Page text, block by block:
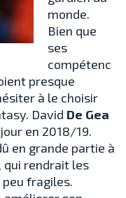
monde.
Bien que
ses
compétenc
presque
à le choisir
David De Gea
en 2018/19.
en grande partie à
qui rendrait les
fragiles.